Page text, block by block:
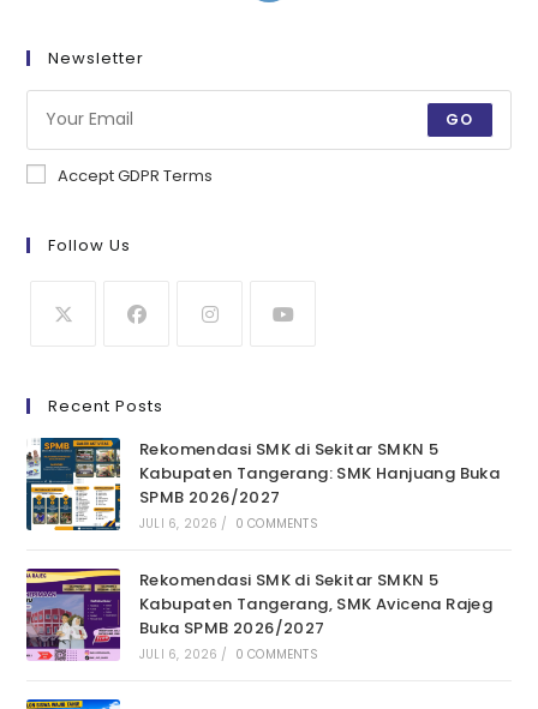
Newsletter
GO
Accept GDPR Terms
Follow Us
Recent Posts
Rekomendasi SMK di Sekitar SMKN 5
Kabupaten Tangerang: SMK Hanjuang Buka
SPMB 2026/2027
JULI 6, 2026 / 0 COMMENTS
Rekomendasi SMK di Sekitar SMKN 5
Kabupaten Tangerang, SMK Avicena Rajeg
Buka SPMB 2026/2027
JULI 6, 2026 / 0 COMMENTS